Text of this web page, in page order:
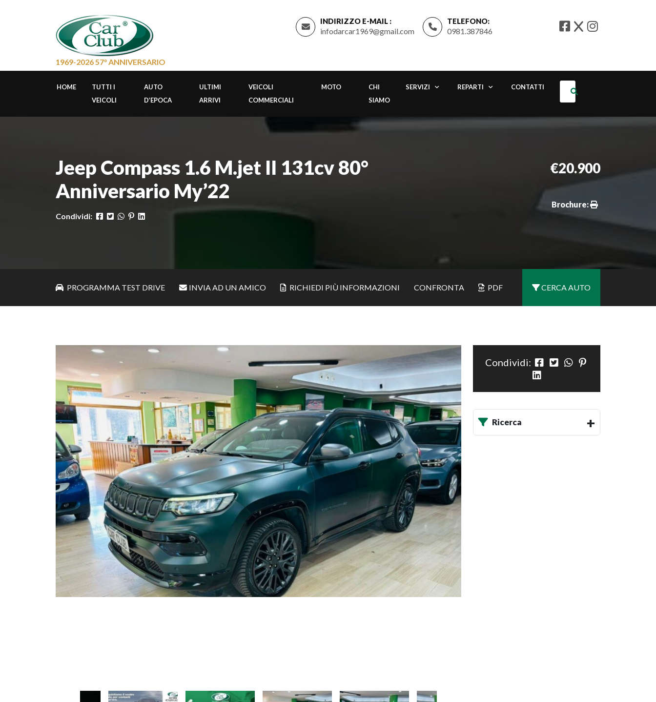
INDIRIZZO E-MAIL :
infodarcar1969@gmail.com
TELEFONO:
0981.387846
1969-2026 57° ANNIVERSARIO
HOME
TUTTI I
VEICOLI
AUTO
D’EPOCA
ULTIMI
ARRIVI
VEICOLI
COMMERCIALI
MOTO
CHI
SIAMO
SERVIZI REPARTI CONTATTI
Jeep Compass 1.6 M.jet II 131cv 80°
Anniversario My’22
Condividi:
€20.900
Brochure:
CERCA AUTO
PROGRAMMA TEST DRIVE INVIA AD UN AMICO RICHIEDI PIÙ INFORMAZIONI CONFRONTA PDF
Condividi:
Ricerca